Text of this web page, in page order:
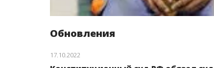
Обновления
17.10.2022